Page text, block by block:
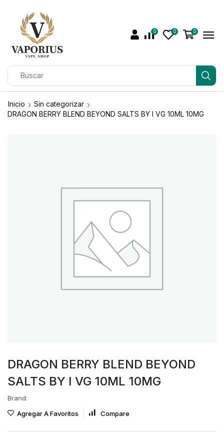
0 0 0
Inicio
Sin categorizar
DRAGON BERRY BLEND BEYOND SALTS BY I VG 10ML 10MG
DRAGON BERRY BLEND BEYOND
SALTS BY I VG 10ML 10MG
Brand:
Agregar A Favoritos
Compare